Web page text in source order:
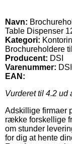
Navn:
Table Dispenser
Kategori:
Brochureholdere
Producent: DSI
Varenummer:
EAN:
Vurderet til 4.2 ud
Adskillige firmaer
række forskellige
om stunder
for dig at hente